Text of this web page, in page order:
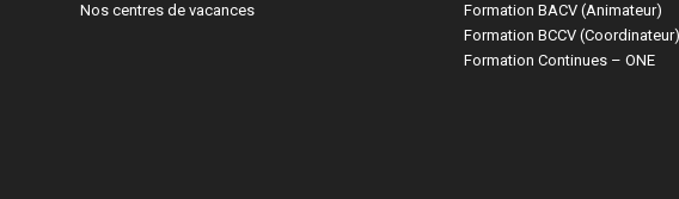
Nos centres de vacances
Formation BACV (Animateur)
Formation BCCV (Coordinateur)
Formation Continues – ONE